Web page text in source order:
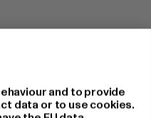
and to provide
data or to use cookies.